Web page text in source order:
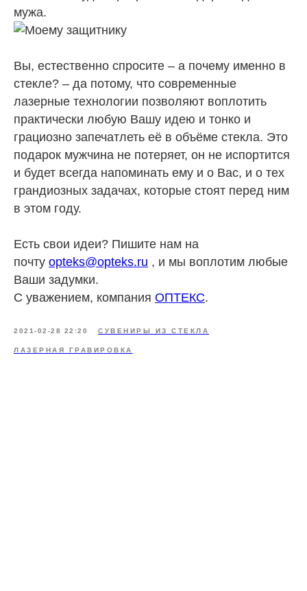
мужа.
Вы, естественно спросите – а почему именно в
стекле? – да потому, что современные
лазерные технологии позволяют воплотить
практически любую Вашу идею и тонко и
грациозно запечатлеть её в объёме стекла. Это
подарок мужчина не потеряет, он не испортится
и будет всегда напоминать ему и о Вас, и о тех
грандиозных задачах, которые стоят перед ним
в этом году.
Есть свои идеи? Пишите нам на
почту opteks@opteks.ru , и мы воплотим любые
Ваши задумки.
С уважением, компания ОПТЕКС.
2021-02-28 22:20 СУВЕНИРЫ ИЗ СТЕКЛА
ЛАЗЕРНАЯ ГРАВИРОВКА